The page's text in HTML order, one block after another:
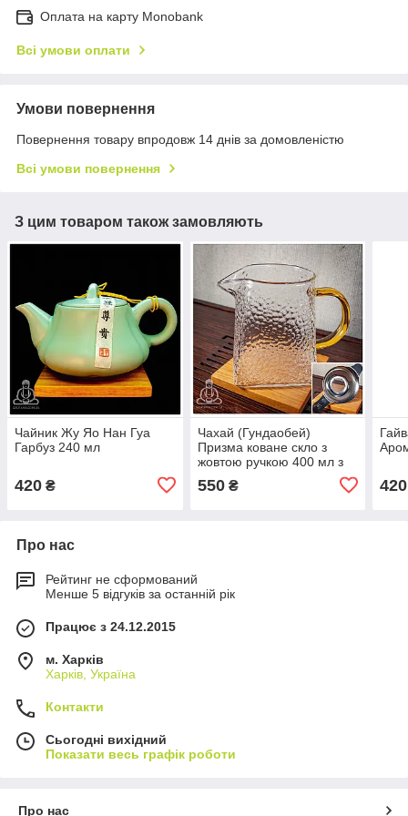
Оплата на карту Monobank
Всі умови оплати
Умови повернення
Повернення товару впродовж 14 днів за домовленістю
Всі умови повернення
З цим товаром також замовляють
Чайник Жу Яо Нан Гуа
Гарбуз 240 мл
420 ₴
Чахай (Гундаобей)
Призма коване скло з
жовтою ручкою 400 мл з
550₴ 420
Про нас
Рейтинг не сформований
Менше 5 відгуків за останній рік
Працює з 24.12.2015
м. Харків
Харків, Україна
Контакти
Сьогодні вихідний
Показати весь графік роботи
Про нас